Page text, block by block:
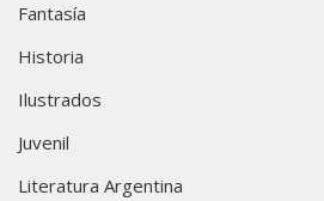
Fantasía
Historia
Ilustrados
Juvenil
Literatura Argentina